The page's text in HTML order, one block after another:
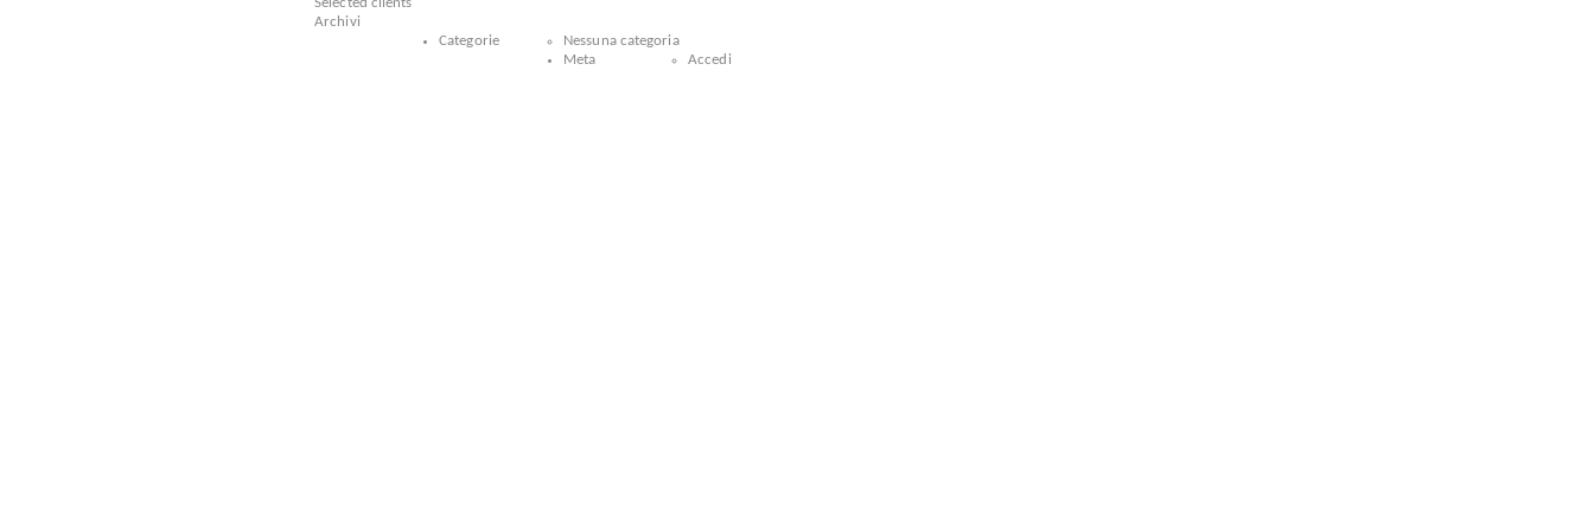
Archivi
Categorie
Nessuna categoria
Meta
Accedi